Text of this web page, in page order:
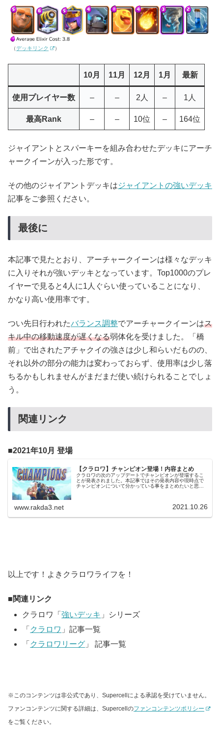
（デッキリンク ）
10月 11月 12月 1月 最新
使用プレイヤー数 – – 2人 – 1人
最高Rank – – 10位 – 164位
ジャイアントとスパーキーを組み合わせたデッキにアーチ
ャークイーンが入った形です。
その他のジャイアントデッキはジャイアントの強いデッキ
記事をご参照ください。
最後に
本記事で見たとおり、アーチャークイーンは様々なデッキ
に入りそれが強いデッキとなっています。Top1000のプレ
イヤーで見ると4人に1人ぐらい使っていることになり、
かなり高い使用率です。
つい先日行われたバランス調整でアーチャークイーンはス
キル中の移動速度が遅くなる弱体化を受けました。「橋
前」で出されたアチャクイの強さは少し和らいだものの、
それ以外の部分の能力は変わっておらず、使用率は少し落
ちるかもしれませんがまだまだ使い続けられることでしょ
う。
関連リンク
2021年10月 登場
【クラロワ】チャンピオン登場！内容まとめ
クラロワの次のアップデートでチャンピオンが登場するこ
とが発表されました。本記事ではその発表内容や現時点で
チャンピオンについて分かっている事をまとめたいと思い
www.rakda3.net 2021.10.26
以上です！よきクラロワライフを！
関連リンク
クラロワ「強いデッキ 」シリーズ
「 クラロワ 」記事一覧
「 クラロワリーグ 」 記事一覧
※このコンテンツは非公式であり、Supercellによる承認を受けていません。
ファンコンテンツに関する詳細は、Supercellのファンコンテンツポリシー
をご覧ください。